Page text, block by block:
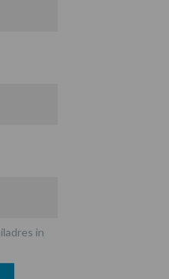
in